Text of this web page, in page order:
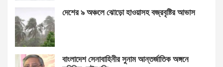
দেশের ৯ অঞ্চলে ঝোড়ো হাওয়াসহ বজ্রবৃষ্টির আভাস
বাংলাদেশ সেনাবাহিনীর সুনাম আন্তর্জাতিক অঙ্গনে